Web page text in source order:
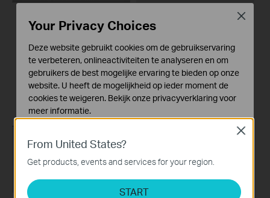
How to Install Mop
Cloth Mount and Fill
in Water Tank: Tapo
RV20 Max & Tapo
RV20 Max White
How to Set Up Tapo
5300Pa Robot
Vacuum & Mop: Tapo
RV20 Max & Tapo
RV20 Max White
From United States?
Get products, events and services for your region.
START
Close
Your Privacy Choices
Deze website gebruikt cookies om de gebruikservaring
te verbeteren, onlineactiviteiten te analyseren en om
gebruikers de best mogelijke ervaring te bieden op onze
website. U heeft de mogelijkheid op ieder moment de
cookies te weigeren. Bekijk onze privacyverklaringvoor
meer informatie.
Deze cookies zijn noodzakelijk voor de werking van de
website en kunnen niet worden uitgeschakeld.
Analyse en Marketing Cookies
Cookies voor analyse geven ons de mogelijkheid uw
Close